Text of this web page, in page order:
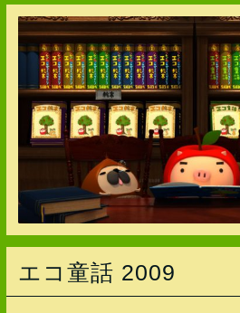
エコ童話 2009